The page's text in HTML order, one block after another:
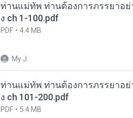
ท่านแม่ทัพ ท่านต้องการภรรยาอย่
ง ch 1-100.pdf
PDF 4.4 MB
My J.
ท่านแม่ทัพ ท่านต้องการภรรยาอย่
ง ch 101-200.pdf
PDF 5.4 MB